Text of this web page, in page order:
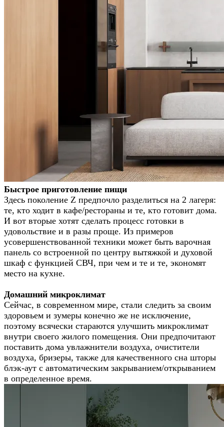
Быстрое приготовление пищи
Здесь поколение Z предпочло разделиться на 2 лагеря:
те, кто ходит в кафе/рестораны и те, кто готовит дома.
И вот вторые хотят сделать процесс готовки в
удовольствие и в разы проще. Из примеров
усовершенствованной техники может быть варочная
панель со встроенной по центру вытяжкой и духовой
шкаф с функцией СВЧ, при чем и те и те, экономят
место на кухне.
Домашний микроклимат
Сейчас, в современном мире, стали следить за своим
здоровьем и зумеры конечно же не исключение,
поэтому всячески стараются улучшить микроклимат
внутри своего жилого помещения. Они предпочитают
поставить дома увлажнители воздуха, очистители
воздуха, бризеры, также для качественного сна шторы
блэк-аут с автоматическим закрыванием/открыванием
в определенное время.